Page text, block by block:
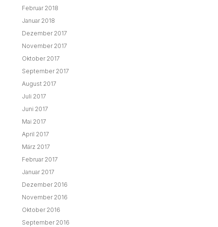
Februar 2018
Januar 2018
Dezember 2017
November 2017
Oktober 2017
September 2017
August 2017
Juli 2017
Juni 2017
Mai 2017
April 2017
März 2017
Februar 2017
Januar 2017
Dezember 2016
November 2016
Oktober 2016
September 2016